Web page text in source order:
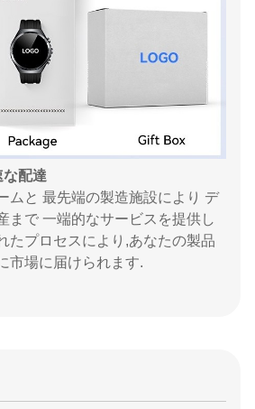
配達
ムと 最先端の製造施設により デ
まで 一端的なサービスを提供し
たプロセスにより,あなたの製品
市場に届けられます.